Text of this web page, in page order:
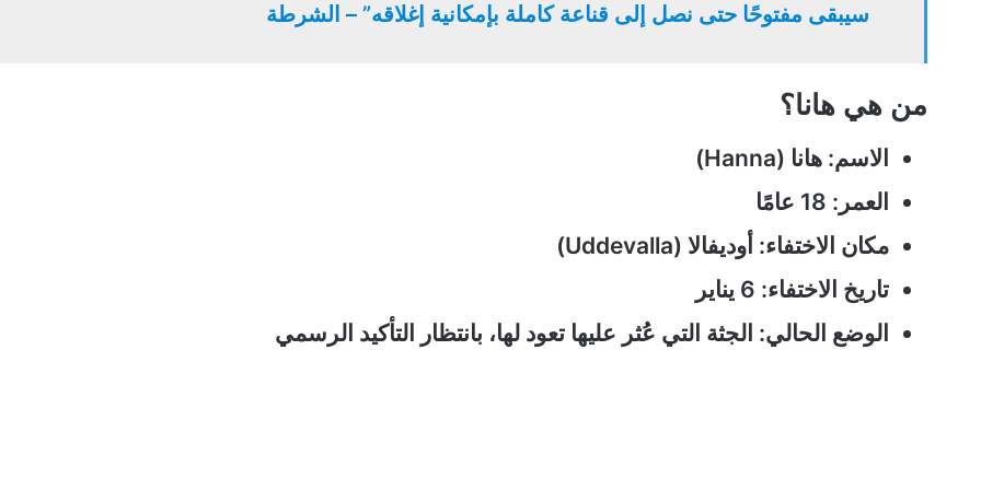
سيبقى مفتوحًا حتى نصل إلى قناعة كاملة بإمكانية إغلاقه” – الشرطة
من هي هانا؟
الاسم: هانا (Hanna)
العمر: 18 عامًا
مكان الاختفاء: أوديفالا (Uddevalla)
تاريخ الاختفاء: 6 يناير
الوضع الحالي: الجثة التي عُثر عليها تعود لها، بانتظار التأكيد الرسمي